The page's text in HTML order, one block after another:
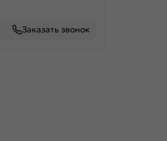
Заказать звонок